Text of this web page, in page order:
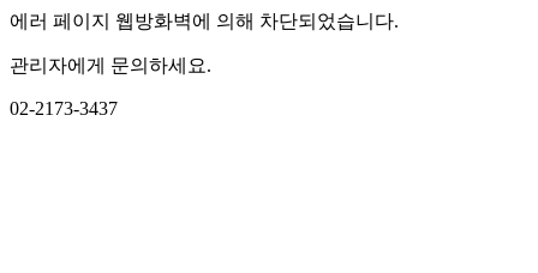
에러 페이지 웹방화벽에 의해 차단되었습니다.
관리자에게 문의하세요.
02-2173-3437